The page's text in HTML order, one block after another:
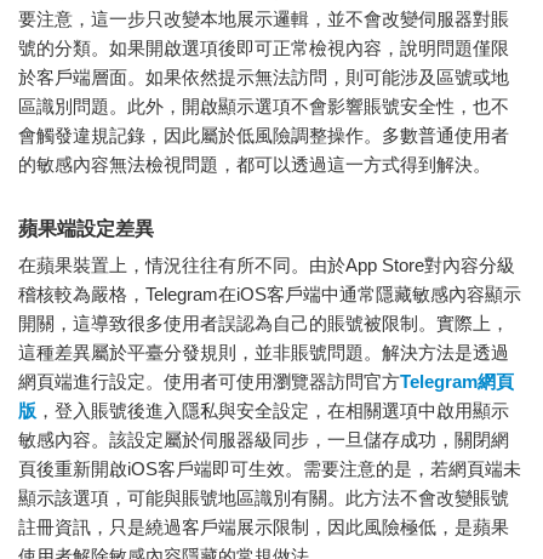
要注意，這一步只改變本地展示邏輯，並不會改變伺服器對賬
號的分類。如果開啟選項後即可正常檢視內容，說明問題僅限
於客戶端層面。如果依然提示無法訪問，則可能涉及區號或地
區識別問題。此外，開啟顯示選項不會影響賬號安全性，也不
會觸發違規記錄，因此屬於低風險調整操作。多數普通使用者
的敏感內容無法檢視問題，都可以透過這一方式得到解決。
蘋果端設定差異
在蘋果裝置上，情況往往有所不同。由於App Store對內容分級
稽核較為嚴格，Telegram在iOS客戶端中通常隱藏敏感內容顯示
開關，這導致很多使用者誤認為自己的賬號被限制。實際上，
這種差異屬於平臺分發規則，並非賬號問題。解決方法是透過
網頁端進行設定。使用者可使用瀏覽器訪問官方Telegram網頁
版 ，登入賬號後進入隱私與安全設定，在相關選項中啟用顯示
敏感內容。該設定屬於伺服器級同步，一旦儲存成功，關閉網
頁後重新開啟iOS客戶端即可生效。需要注意的是，若網頁端未
顯示該選項，可能與賬號地區識別有關。此方法不會改變賬號
註冊資訊，只是繞過客戶端展示限制，因此風險極低，是蘋果